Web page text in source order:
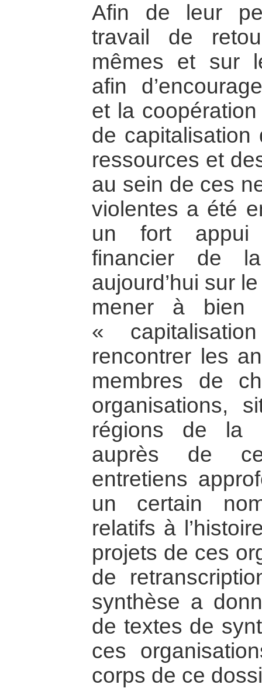
Afin de leur
travail de
mêmes et sur
afin
et la
de capitalisation
ressources et
au sein de ces
violentes a été
un fort appui
financier de
aujourd’hui sur
mener à bien
«
rencontrer les
membres de
organisations,
régions de la
auprès de
entretiens
un certain
relatifs à
projets de ces
de
synthèse a
de textes de
ces
corps de ce